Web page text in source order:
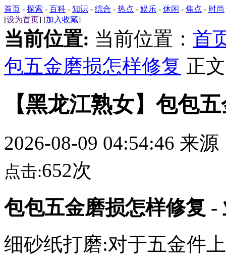
首页 - 探索 - 百科 - 知识 - 综合 - 热点 - 娱乐 - 休闲 - 焦点 - 时尚
[设为首页] [加入收藏]
当前位置: 当前位置： 首
包五金磨损怎样修复 正文
【黑龙江熟女】包包
2026-08-09 04:54:46 来源
点击:652次
包包五金磨损怎样修复 -
细砂纸打磨:对于五金件